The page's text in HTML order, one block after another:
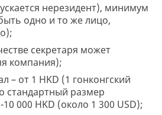
нерезидент), минимум
одно и то же лицо,
секретаря может
компания);
от 1 HKD (1 гонконгский
стандартный размер
000 HKD (около 1 300 USD);